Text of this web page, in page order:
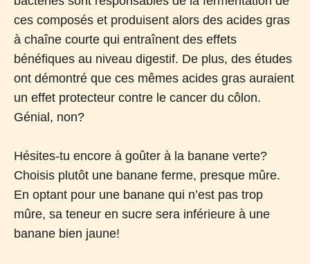
ces composés et produisent alors des acides gras
à chaîne courte qui entraînent des effets
bénéfiques au niveau digestif. De plus, des études
ont démontré que ces mêmes acides gras auraient
un effet protecteur contre le cancer du côlon.
Génial, non?
Hésites-tu encore à goûter à la banane verte?
Choisis plutôt une banane ferme, presque mûre.
En optant pour une banane qui n’est pas trop
mûre, sa teneur en sucre sera inférieure à une
banane bien jaune!